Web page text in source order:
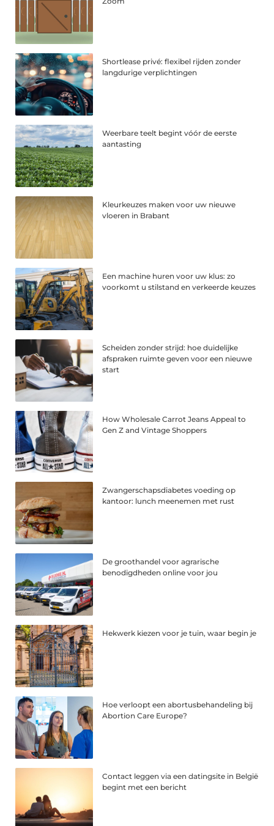
Shortlease privé: flexibel rijden zonder
langdurige verplichtingen
Weerbare teelt begint vóór de eerste
aantasting
Kleurkeuzes maken voor uw nieuwe
vloeren in Brabant
Een machine huren voor uw klus: zo
voorkomt u stilstand en verkeerde keuzes
Scheiden zonder strijd: hoe duidelijke
afspraken ruimte geven voor een nieuwe
start
How Wholesale Carrot Jeans Appeal to
Gen Z and Vintage Shoppers
Zwangerschapsdiabetes voeding op
kantoor: lunch meenemen met rust
De groothandel voor agrarische
benodigdheden online voor jou
Hekwerk kiezen voor je tuin, waar begin je
Hoe verloopt een abortusbehandeling bij
Abortion Care Europe?
Contact leggen via een datingsite in België
begint met een bericht